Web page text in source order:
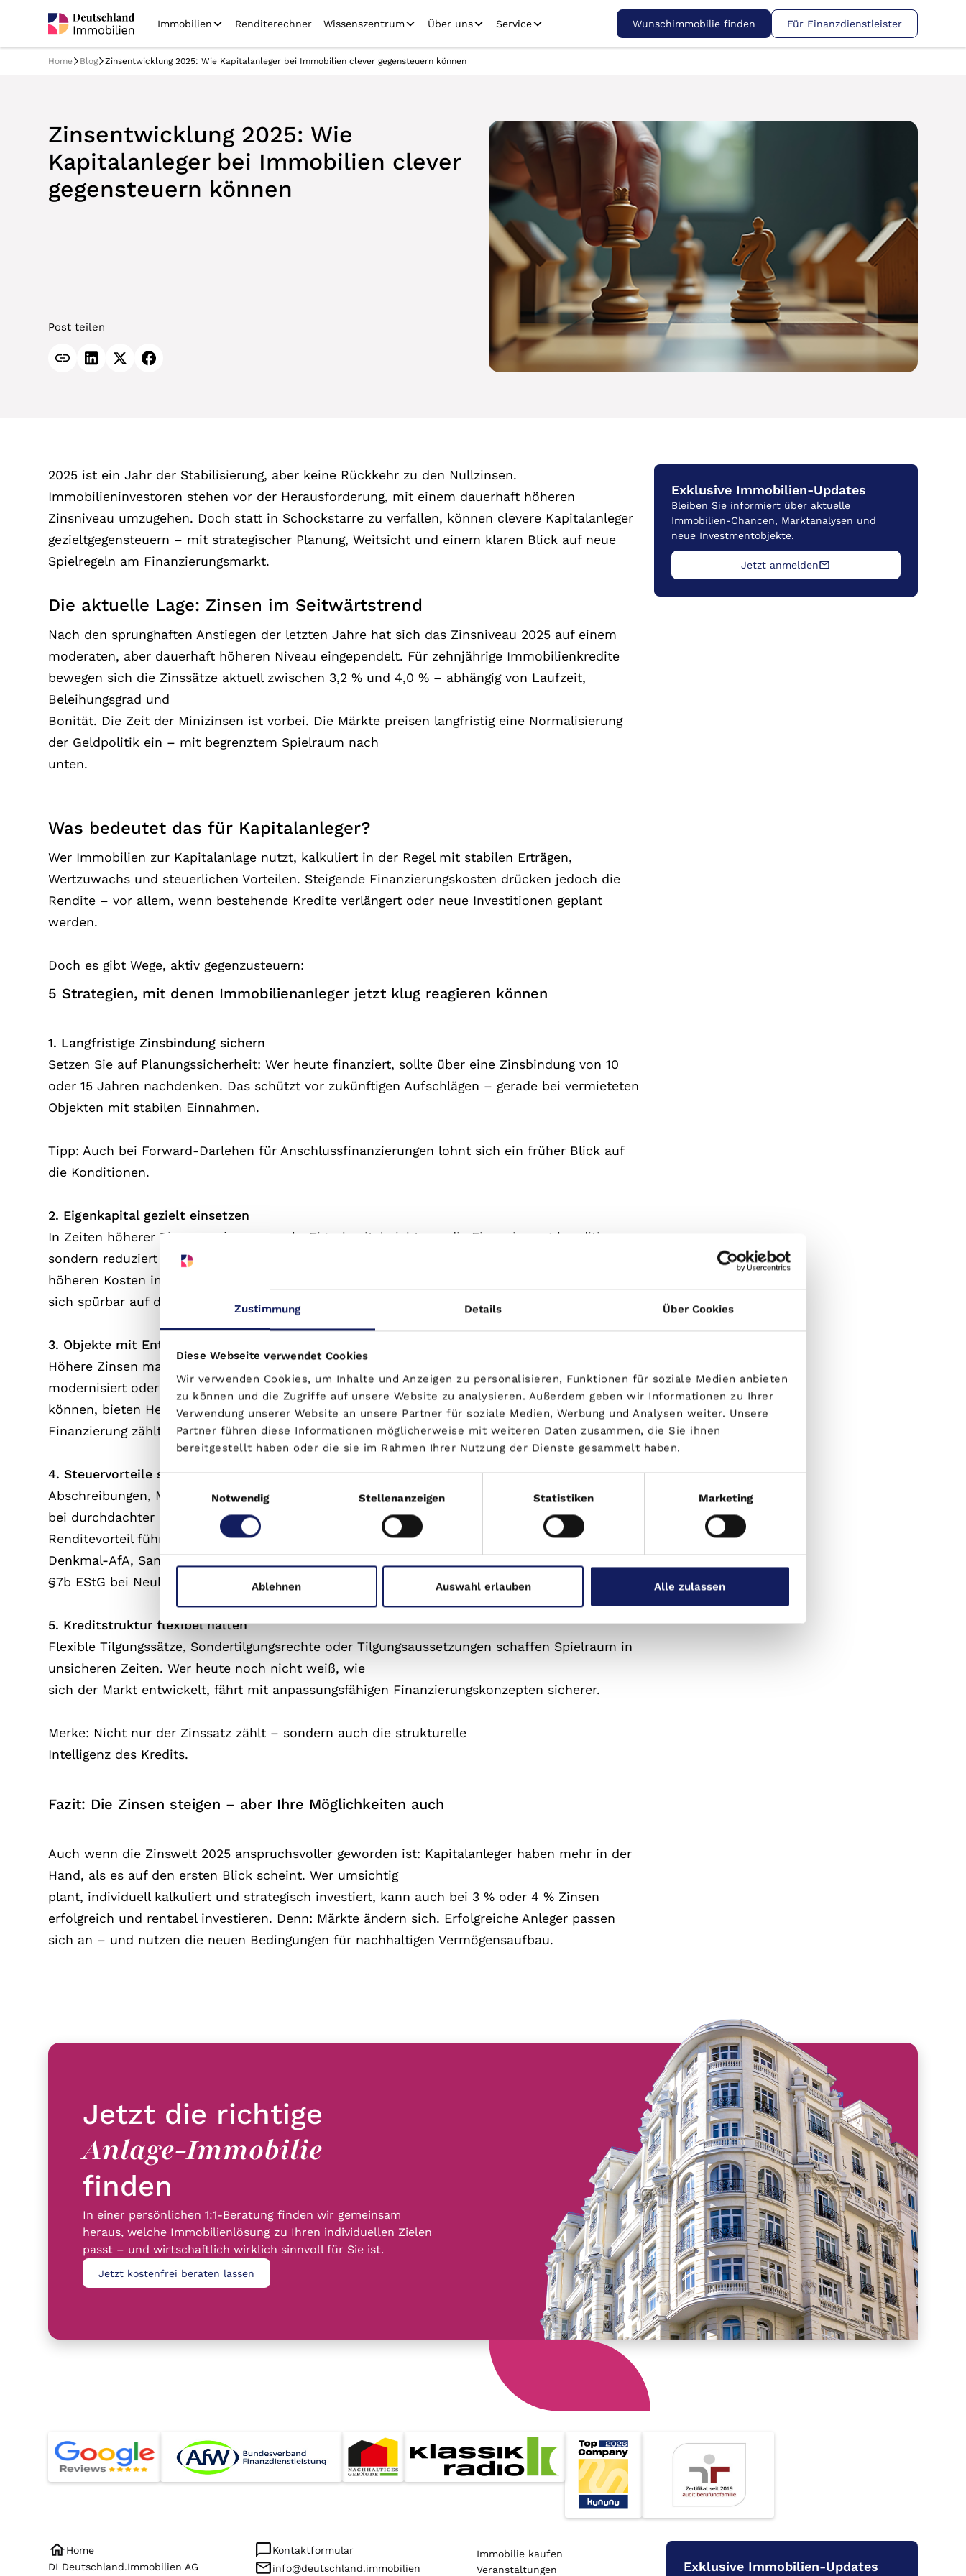
Zustimmung Details Über Cookies
Diese Webseite verwendet Cookies
Wir verwenden Cookies, um Inhalte und Anzeigen zu personalisieren, Funktionen für soziale Medien anbieten
zu können und die Zugriffe auf unsere Website zu analysieren. Außerdem geben wir Informationen zu Ihrer
Verwendung unserer Website an unsere Partner für soziale Medien, Werbung und Analysen weiter. Unsere
Partner führen diese Informationen möglicherweise mit weiteren Daten zusammen, die Sie ihnen
bereitgestellt haben oder die sie im Rahmen Ihrer Nutzung der Dienste gesammelt haben.
Einwilligungsauswahl
Notwendig
Stellenanzeigen Statistiken Marketing
Ablehnen Auswahl erlauben Alle zulassen
Immobilien Renditerechner Wissenszentrum Über uns Service Wunschimmobilie finden Für Finanzdienstleister
Home Blog Zinsentwicklung 2025: Wie Kapitalanleger bei Immobilien clever gegensteuern können
Zinsentwicklung 2025: Wie
Kapitalanleger bei Immobilien clever
gegensteuern können
Post teilen
2025 ist ein Jahr der Stabilisierung, aber keine Rückkehr zu den Nullzinsen.
Immobilieninvestoren stehen vor der Herausforderung, mit einem dauerhaft höheren
Zinsniveau umzugehen. Doch statt in Schockstarre zu verfallen, können clevere Kapitalanleger
gezieltgegensteuern – mit strategischer Planung, Weitsicht und einem klaren Blick auf neue
Spielregeln am Finanzierungsmarkt.
Die aktuelle Lage: Zinsen im Seitwärtstrend
Nach den sprunghaften Anstiegen der letzten Jahre hat sich das Zinsniveau 2025 auf einem
moderaten, aber dauerhaft höheren Niveau eingependelt. Für zehnjährige Immobilienkredite
bewegen sich die Zinssätze aktuell zwischen 3,2 % und 4,0 % – abhängig von Laufzeit,
Beleihungsgrad und
Bonität. Die Zeit der Minizinsen ist vorbei. Die Märkte preisen langfristig eine Normalisierung
der Geldpolitik ein – mit begrenztem Spielraum nach
unten.
Was bedeutet das für Kapitalanleger?
Wer Immobilien zur Kapitalanlage nutzt, kalkuliert in der Regel mit stabilen Erträgen,
Wertzuwachs und steuerlichen Vorteilen. Steigende Finanzierungskosten drücken jedoch die
Rendite – vor allem, wenn bestehende Kredite verlängert oder neue Investitionen geplant
werden.
Doch es gibt Wege, aktiv gegenzusteuern:
5 Strategien, mit denen Immobilienanleger jetzt klug reagieren können
1. Langfristige Zinsbindung sichern
Setzen Sie auf Planungssicherheit: Wer heute finanziert, sollte über eine Zinsbindung von 10
oder 15 Jahren nachdenken. Das schützt vor zukünftigen Aufschlägen – gerade bei vermieteten
Objekten mit stabilen Einnahmen.
Tipp: Auch bei Forward-Darlehen für Anschlussfinanzierungen lohnt sich ein früher Blick auf
die Konditionen.
2. Eigenkapital gezielt einsetzen
In Zeiten höherer Zinsen verbessert mehr Eigenkapital nicht nur die Finanzierungskonditionen,
sondern reduziert die monatliche Belastung deutlich. So kann die Mietrendite auch bei
höheren Kosten im grünen Bereich bleiben. Faustregel: Eine Beleihung von maximal 80 % wirkt
sich spürbar auf den Zins aus – und reduziert das Risiko.
3. Objekte mit Entwicklungspotenzial bevorzugen
Höhere Zinsen machen „Cashflow-Objekte“ attraktiver: Immobilien, die unter Wert eingekauft,
modernisiert oder besser vermietet werden
können, bieten Hebel zur Renditesteigerung. Der Fokus verschiebt sich: Nicht die billigste
Finanzierung zählt – sondern der größere Gestaltungsspielraum beim Objekt.
4. Steuervorteile strategisch nutzen
Abschreibungen, Modernisierungskosten und Zinsen bleiben steuerlich absetzbar – das kann
bei durchdachter Planung zu einem realen
Renditevorteil führen. Wer clever strukturiert, kann Zinslast teilweise kompensieren. Beispiel:
Denkmal-AfA, Sanierungs-AfA oder Sonderabschreibungen nach
§7b EStG bei Neubauprojekten.
5. Kreditstruktur flexibel halten
Flexible Tilgungssätze, Sondertilgungsrechte oder Tilgungsaussetzungen schaffen Spielraum in
unsicheren Zeiten. Wer heute noch nicht weiß, wie
sich der Markt entwickelt, fährt mit anpassungsfähigen Finanzierungskonzepten sicherer.
Merke: Nicht nur der Zinssatz zählt – sondern auch die strukturelle
Intelligenz des Kredits.
Fazit: Die Zinsen steigen – aber Ihre Möglichkeiten auch
Auch wenn die Zinswelt 2025 anspruchsvoller geworden ist: Kapitalanleger haben mehr in der
Hand, als es auf den ersten Blick scheint. Wer umsichtig
plant, individuell kalkuliert und strategisch investiert, kann auch bei 3 % oder 4 % Zinsen
erfolgreich und rentabel investieren. Denn: Märkte ändern sich. Erfolgreiche Anleger passen
sich an – und nutzen die neuen Bedingungen für nachhaltigen Vermögensaufbau.
Exklusive Immobilien-Updates
Bleiben Sie informiert über aktuelle
Immobilien-Chancen, Marktanalysen und
neue Investmentobjekte.
Jetzt anmelden
Jetzt die richtige
Anlage-Immobilie
finden
In einer persönlichen 1:1-Beratung finden wir gemeinsam
heraus, welche Immobilienlösung zu Ihren individuellen Zielen
passt – und wirtschaftlich wirklich sinnvoll für Sie ist.
Jetzt kostenfrei beraten lassen
Home
DI Deutschland.Immobilien AG
Kontaktformular
info@deutschland.immobilien
Immobilie kaufen
Veranstaltungen
Exklusive Immobilien-Updates